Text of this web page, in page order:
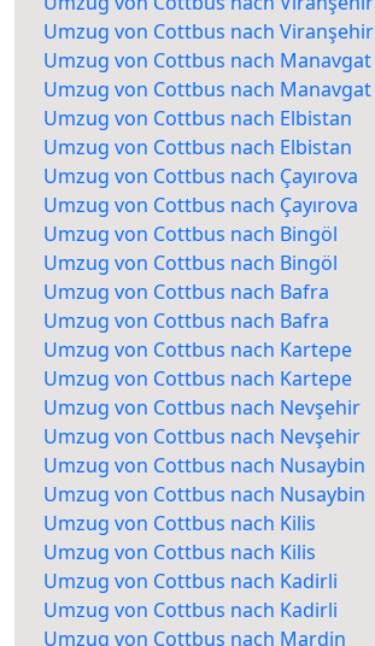
Umzug von Cottbus nach Viranşehir
Umzug von Cottbus nach Manavgat
Umzug von Cottbus nach Manavgat
Umzug von Cottbus nach Elbistan
Umzug von Cottbus nach Elbistan
Umzug von Cottbus nach Çayırova
Umzug von Cottbus nach Çayırova
Umzug von Cottbus nach Bingöl
Umzug von Cottbus nach Bingöl
Umzug von Cottbus nach Bafra
Umzug von Cottbus nach Bafra
Umzug von Cottbus nach Kartepe
Umzug von Cottbus nach Kartepe
Umzug von Cottbus nach Nevşehir
Umzug von Cottbus nach Nevşehir
Umzug von Cottbus nach Nusaybin
Umzug von Cottbus nach Nusaybin
Umzug von Cottbus nach Kilis
Umzug von Cottbus nach Kilis
Umzug von Cottbus nach Kadirli
Umzug von Cottbus nach Kadirli
Umzug von Cottbus nach Mardin